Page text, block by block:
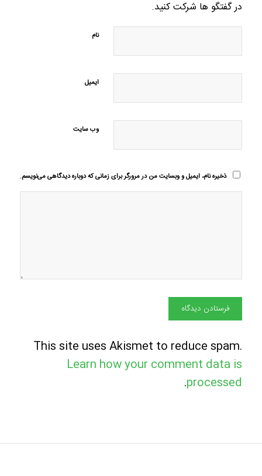
در گفتگو ها شرکت کنید.
نام
ایمیل
وب‌ سایت
ذخیره نام، ایمیل و وبسایت من در مرورگر برای زمانی که دوباره دیدگاهی می‌نویسم.
This site uses Akismet to reduce spam.
Learn how your comment data is
processed
.